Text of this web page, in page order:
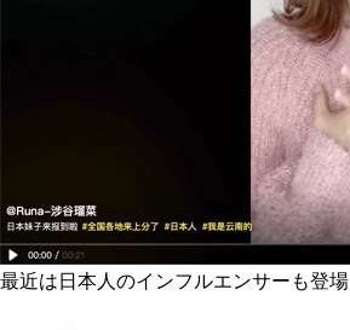
最近は日本人のインフルエンサーも登場